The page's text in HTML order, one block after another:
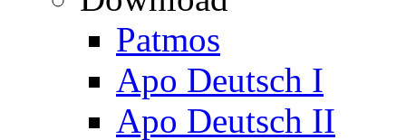
Patmos
Apo Deutsch I
Apo Deutsch II